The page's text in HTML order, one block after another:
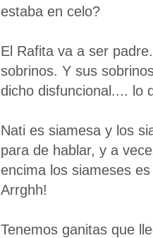
estaba en celo?
El Rafita va a ser
sobrinos. Y sus
dicho disfuncional.... lo
Nati es siamesa y los
para de hablar, y a
encima los siameses
Arrghh!
Tenemos ganitas que